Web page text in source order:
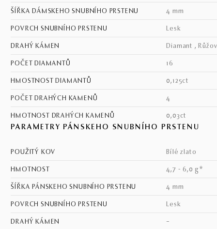
ŠÍŘKA DÁMSKEHO SNUBNÍHO PRSTENU 4 mm
POVRCH SNUBNÍHO PRSTENU lesk
DRAHÝ KÁMEN Diamant ,
POČET DIAMANTŮ 16
HMOSTNOST DIAMANTŮ 0,125ct
POČET DRAHÝCH KAMENŮ 4
HMOTNOST DRAHÝCH KAMENŮ 0,03ct
PARAMETRY PÁNSKEHO SNUBNÍHO PRSTENU
POUŽITÝ KOV bílé zlato
HMOTNOST 4,7 - 6,0 g*
ŠÍŘKA PÁNSKEHO SNUBNÍHO PRSTENU 4 mm
POVRCH SNUBNÍHO PRSTENU lesk
DRAHÝ KÁMEN –